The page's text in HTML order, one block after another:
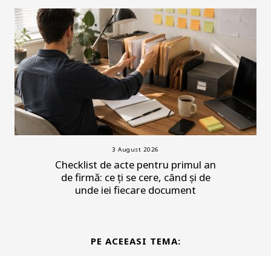
3 August 2026
Checklist de acte pentru primul an
de firmă: ce ți se cere, când și de
unde iei fiecare document
PE ACEEASI TEMA: